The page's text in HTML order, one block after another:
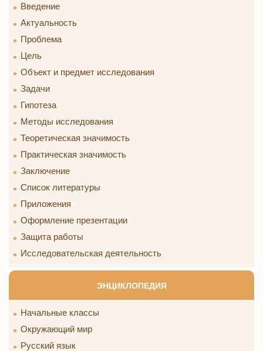
Введение
Актуальность
Проблема
Цель
Объект и предмет исследования
Задачи
Гипотеза
Методы исследования
Теоретическая значимость
Практическая значимость
Заключение
Список литературы
Приложения
Оформление презентации
Защита работы
Исследовательская деятельность
ЭНЦИКЛОПЕДИЯ
Начальные классы
Окружающий мир
Русский язык